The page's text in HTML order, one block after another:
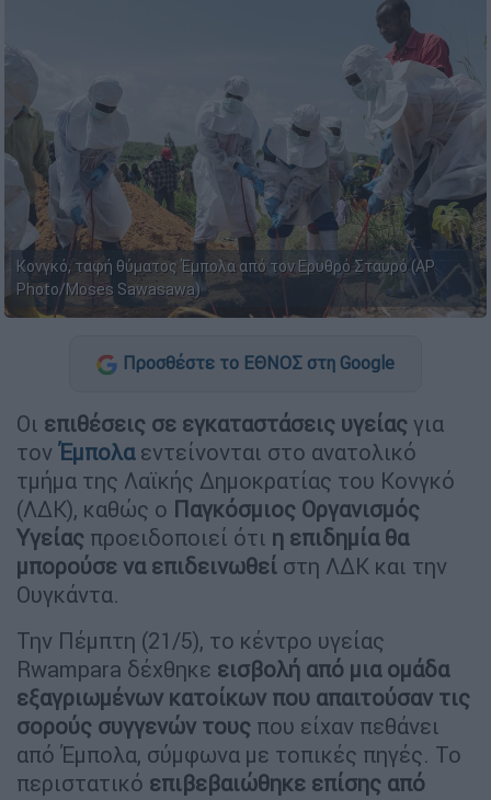
Κονγκό, ταφή θύματος Έμπολα από τον Ερυθρό Σταυρό (AP
Photo/Moses Sawasawa)
Προσθέστε το ΕΘΝΟΣ στη Google
Οι επιθέσεις σε εγκαταστάσεις υγείας για
τον Έμπολαεντείνονται στο ανατολικό
τμήμα της Λαϊκής Δημοκρατίας του Κονγκό
(ΛΔΚ), καθώς ο Παγκόσμιος Οργανισμός
Υγείας προειδοποιεί ότι η επιδημία θα
μπορούσε να επιδεινωθεί στη ΛΔΚ και την
Ουγκάντα.
Την Πέμπτη (21/5), το κέντρο υγείας
Rwampara δέχθηκε εισβολή από μια ομάδα
εξαγριωμένων κατοίκων που απαιτούσαν τις
σορούς συγγενών τους που είχαν πεθάνει
από Έμπολα, σύμφωνα με τοπικές πηγές. Το
περιστατικό επιβεβαιώθηκε επίσης από